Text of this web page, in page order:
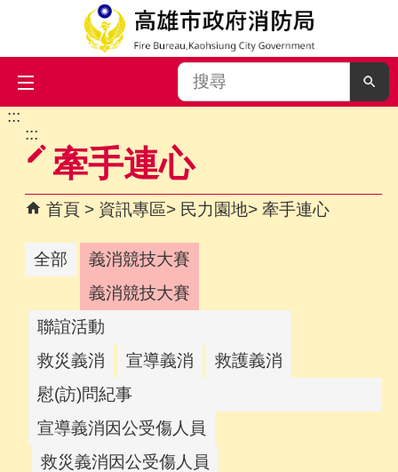
跳到主要內容區塊
搜
尋
:::
:::
牽手連心
首頁 資訊專區 民力園地 牽手連心
全部
義消競技大賽
義消競技大賽
聯誼活動
救災義消
宣導義消
救護義消
慰(訪)問紀事
宣導義消因公受傷人員
救災義消因公受傷人員